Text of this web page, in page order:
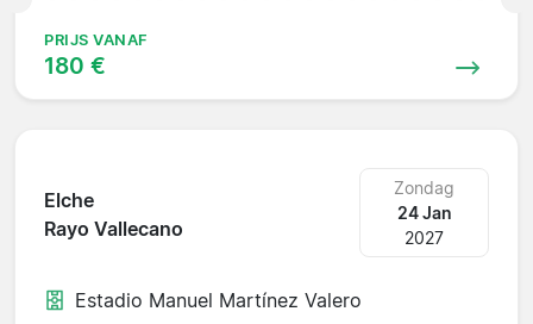
PRIJS VANAF
180 €
Elche
Rayo Vallecano
Zondag
24 Jan
2027
Estadio Manuel Martínez Valero